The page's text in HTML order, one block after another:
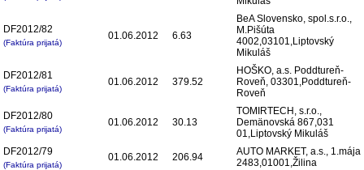
DF2012/82
(Faktúra prijatá)
01.06.2012 6.63
BeA Slovensko, spol.s.r.o.,
M.Pišúta
4002,03101,Liptovský
Mikuláš
DF2012/81
(Faktúra prijatá)
01.06.2012 379.52
HOŠKO, a.s. Poddtureň-
Roveň, 03301,Poddtureň-
Roveň
DF2012/80
(Faktúra prijatá)
01.06.2012 30.13
TOMIRTECH, s.r.o.,
Demänovská 867,031
01,Liptovský Mikuláš
DF2012/79
(Faktúra prijatá)
01.06.2012 206.94
AUTO MARKET, a.s., 1.mája
2483,01001,Žilina